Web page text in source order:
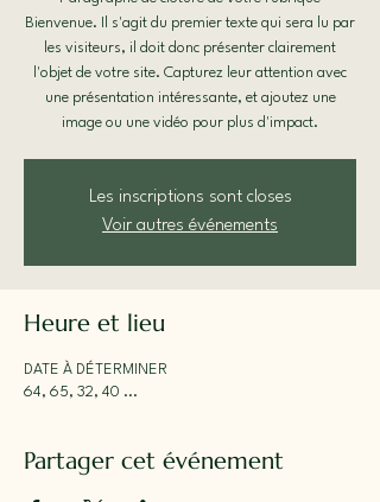
Bienvenue. Il s'agit du premier texte qui sera lu par
les visiteurs, il doit donc présenter clairement
l'objet de votre site. Capturez leur attention avec
une présentation intéressante, et ajoutez une
image ou une vidéo pour plus d'impact.
Les inscriptions sont closes
Voir autres événements
Heure et lieu
DATE À DÉTERMINER
64, 65, 32, 40 ...
Partager cet événement